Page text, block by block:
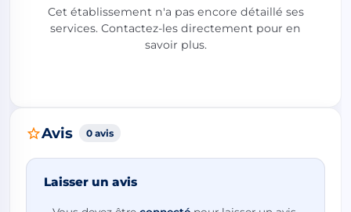
Cet établissement n'a pas encore détaillé ses
services. Contactez-les directement pour en
savoir plus.
Avis 0 avis
Laisser un avis